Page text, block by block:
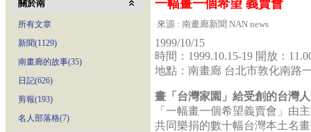
關於南
所有文章
新聞(1129)
南畫廊的故事(35)
日記(626)
剪報(193)
名人部落格(7)
一幅畫一個希望 義賣會
來源 : 南畫廊新聞 NAN news
1999/10/15
時間：1999.10.15-19 開放：
地點：南畫廊 台北市敦化南路
畫「台灣家園」給受創的台灣
「一幅畫一個希望義賣會」由
共同樂捐的數十幅台灣本土名